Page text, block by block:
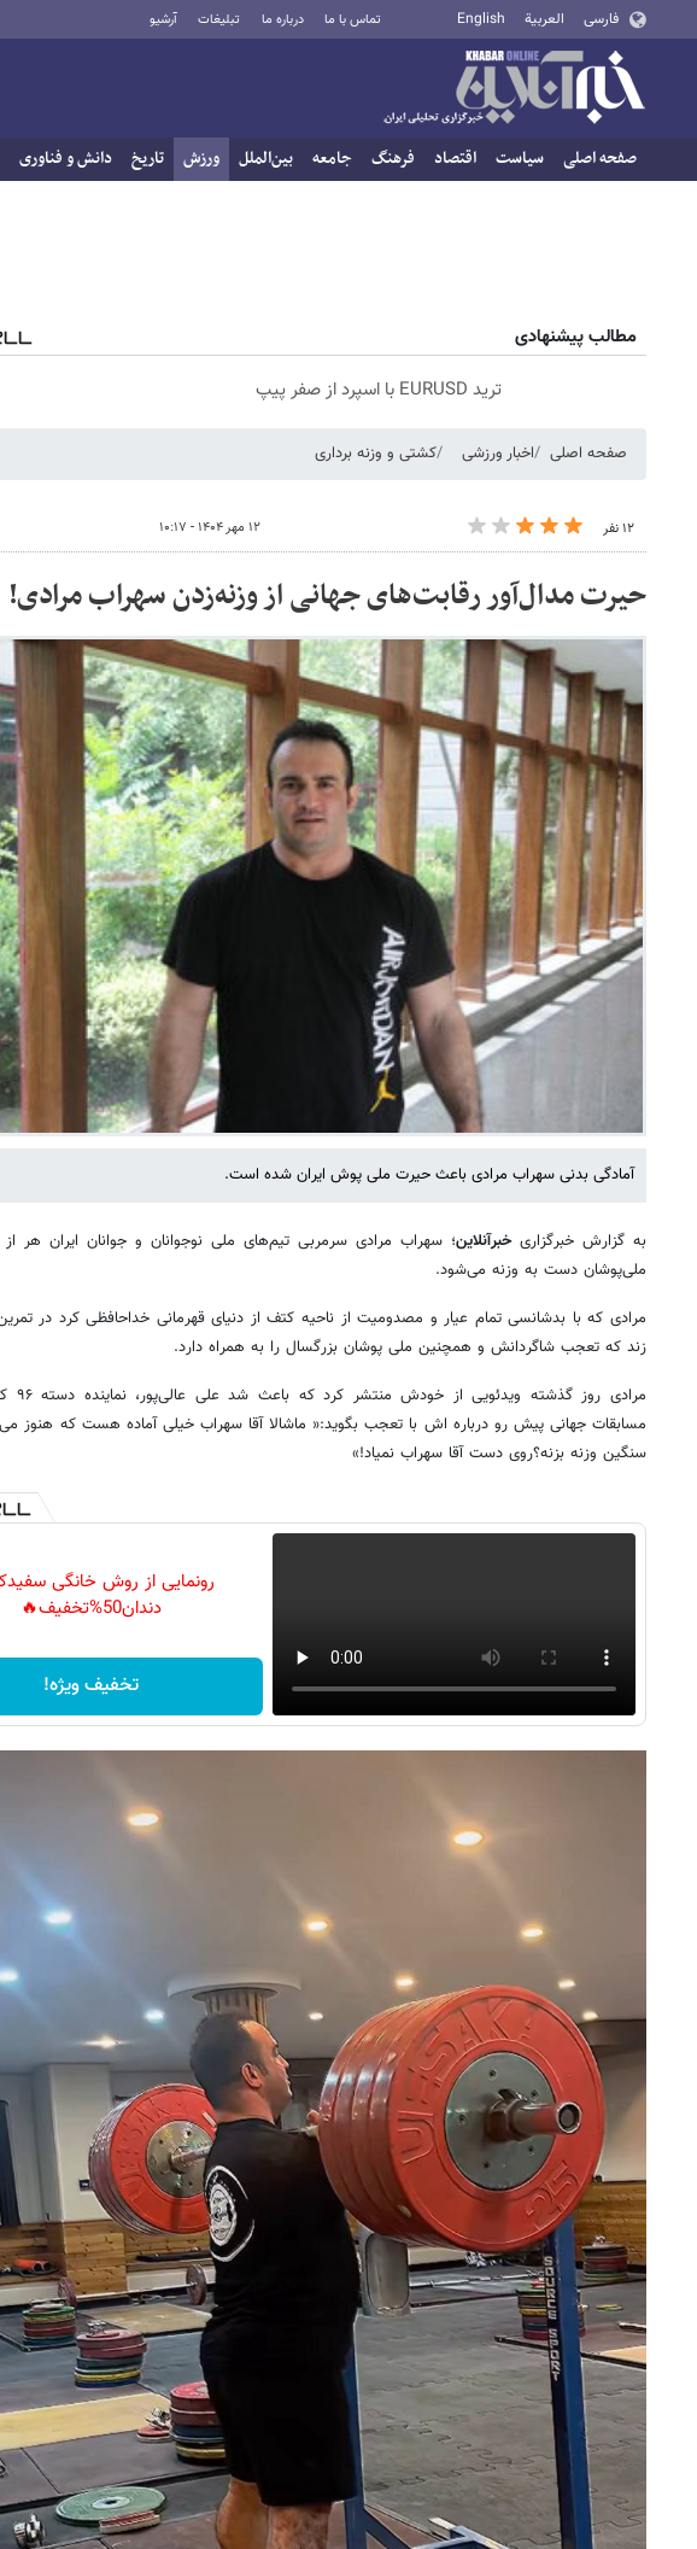
فارسی العربية English تماس با ما درباره ما تبلیغات آرشیو
صفحه اصلی سیاست اقتصاد فرهنگ جامعه بین‌الملل ورزش تاریخ دانش و فناوری
مطالب پیشنهادی
ترید EURUSD با اسپرد از صفر پیپ
صفحه اصلی اخبار ورزشی کشتی و وزنه‌ برداری
۱۲ نفر ۱۲ مهر ۱۴۰۴ - ۱۰:۱۷
حیرت مدال‌آور رقابت‌های جهانی از وزنه‌زدن سهراب مرادی!
آمادگی بدنی سهراب مرادی باعث حیرت ملی پوش ایران شده است.
به گزارش خبرگزاریخبرآنلاین؛ سهراب مرادی سرمربی تیم‌های ملی نوجوانان و جوانان ایران هر
ملی‌پوشان دست به وزنه‌ می‌شود.
مرادی که با بدشانسی تمام عیار و مصدومیت از ناحیه کتف از دنیای قهرمانی خداحافظی کرد در
زند که تعجب شاگردانش و همچنین ملی پوشان بزرگسال را به همراه دارد.
مسابقات جهانی پیش رو درباره اش با تعجب بگوید:« ماشالا آقا سهراب خیلی آماده هست که هنوز
سنگین وزنه بزنه؟روی دست آقا سهراب نمیاد!»
رونمایی از روش خانگی
دندان50%تخفیف🔥
تخفیف ویژه!